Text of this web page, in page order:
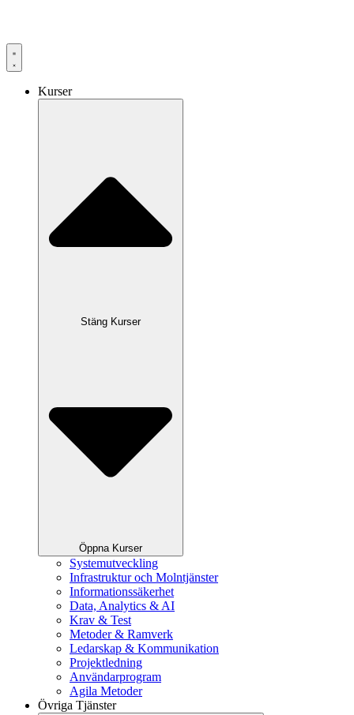
innehåll
Kurser
Stäng Kurser
Öppna Kurser
Systemutveckling
Infrastruktur och Molntjänster
Informationssäkerhet
Data, Analytics & AI
Krav & Test
Metoder & Ramverk
Ledarskap & Kommunikation
Projektledning
Användarprogram
Agila Metoder
Övriga Tjänster